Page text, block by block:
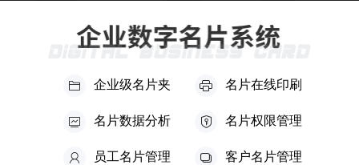
企业级名片夹 名片在线印刷
名片数据分析 名片权限管理
员工名片管理 客户名片管理